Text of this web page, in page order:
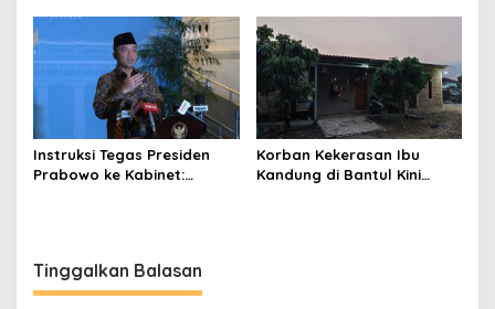
Gratifikasi
“Tanggung Jawab
Pribadi”?
Instruksi Tegas Presiden
Prabowo ke Kabinet:
Korban Kekerasan Ibu
Kandung di Bantul Kini
Tinggalkan Balasan